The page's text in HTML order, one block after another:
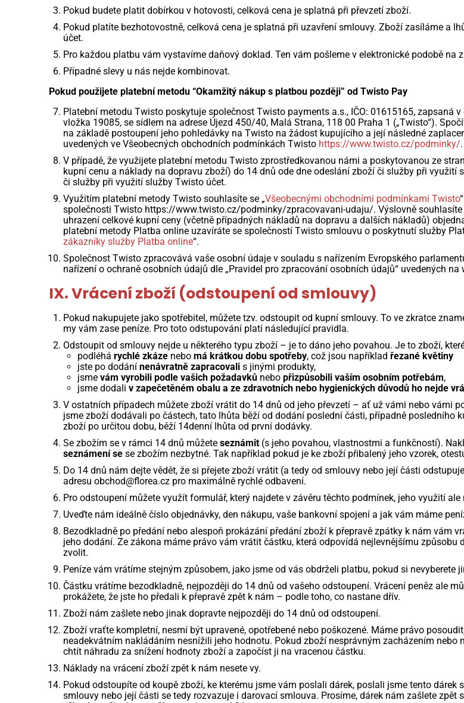
Pokud budete platit dobírkou v hotovosti, celková cena je splatná při převzetí zboží.
Pokud platíte bezhotovostně, celková cena je splatná při uzavření smlouvy. Zboží zasíláme a
účet.
Pro každou platbu vám vystavíme daňový doklad. Ten vám pošleme v elektronické podobě na
Případné slevy u nás nejde kombinovat.
Pokud použijete platební metodu “Okamžitý nákup s platbou později” od Twisto Pay
Platební metodu Twisto poskytuje společnost Twisto payments a.s., IČO: 01615165, zapsaná
vložka 19085, se sídlem na adrese Újezd 450/40, Malá Strana, 118 00 Praha 1 („Twisto“).
na základě postoupení jeho pohledávky na Twisto na žádost kupujícího a její následné
uvedených ve Všeobecných obchodních podmínkách Twisto https://www.twisto.cz/podminky/.
V případě, že využijete platební metodu Twisto zprostředkovanou námi a poskytovanou ze
kupní cenu a náklady na dopravu zboží) do 14 dnů ode dne odeslání zboží či služby při využití
či služby při využití služby Twisto účet.
Využitím platební metody Twisto souhlasíte se „Všeobecnými obchodními podmínkami Twisto
společnosti Twisto https://www.twisto.cz/podminky/zpracovavani-udaju/. Výslovně
uhrazení celkové kupní ceny (včetně případných nákladů na dopravu a dalších nákladů)
platební metody Platba online uzavíráte se společností Twisto smlouvu o poskytnutí služby
zákazníky služby Platba online“.
Společnost Twisto zpracovává vaše osobní údaje v souladu s nařízením Evropského
nařízení o ochraně osobních údajů dle „Pravidel pro zpracování osobních údajů“ uvedených
IX. Vrácení zboží (odstoupení od smlouvy)
Pokud nakupujete jako spotřebitel, můžete tzv. odstoupit od kupní smlouvy. To ve zkratce
my vám zase peníze. Pro toto odstupování platí následující pravidla.
Odstoupit od smlouvy nejde u některého typu zboží – je to dáno jeho povahou. Je to zboží,
podléhá rychlé zkáze nebo má krátkou dobu spotřeby, což jsou například řezané květiny
jste po dodání nenávratně zapracovali s jinými produkty,
jsme vám vyrobili podle vašich požadavků nebo přizpůsobili vaším osobním potřebám,
jsme dodali v zapečetěném obalu a ze zdravotních nebo hygienických důvodů ho nejde
V ostatních případech můžete zboží vrátit do 14 dnů od jeho převzetí – ať už vámi nebo vámi
jsme zboží dodávali po částech, tato lhůta běží od dodání poslední části, případně posledního
zboží po určitou dobu, běží 14denní lhůta od první dodávky.
Se zbožím se v rámci 14 dnů můžete seznámit(s jeho povahou, vlastnostmi a funkčností).
seznámení se se zbožím nezbytné. Tak například pokud je ke zboží přibalený jeho vzorek,
Do 14 dnů nám dejte vědět, že si přejete zboží vrátit (a tedy od smlouvy nebo její části
adresu obchod@florea.cz pro maximálně rychlé odbavení.
Pro odstoupení můžete využít formulář, který najdete v závěru těchto podmínek, jeho využití
Uveďte nám ideálně číslo objednávky, den nákupu, vaše bankovní spojení a jak vám máme
Bezodkladně po předání nebo alespoň prokázání předání zboží k přepravě zpátky k nám vám
jeho dodání. Ze zákona máme právo vám vrátit částku, která odpovídá nejlevnějšímu
zvolit.
Peníze vám vrátíme stejným způsobem, jako jsme od vás obdrželi platbu, pokud si nevyberete
Částku vrátíme bezodkladně, nejpozději do 14 dnů od vašeho odstoupení. Vrácení peněz ale
prokážete, že jste ho předali k přepravě zpět k nám – podle toho, co nastane dřív.
Zboží nám zašlete nebo jinak dopravte nejpozději do 14 dnů od odstoupení.
Zboží vraťte kompletní, nesmí být upravené, opotřebené nebo poškozené. Máme právo
neadekvátním nakládáním nesnížili jeho hodnotu. Pokud zboží nesprávným zacházením
chtít náhradu za snížení hodnoty zboží a započíst ji na vracenou částku.
Náklady na vrácení zboží zpět k nám nesete vy.
Pokud odstoupíte od koupě zboží, ke kterému jsme vám poslali dárek, poslali jsme tento
smlouvy nebo její části se tedy rozvazuje i darovací smlouva. Prosíme, dárek nám zašlete